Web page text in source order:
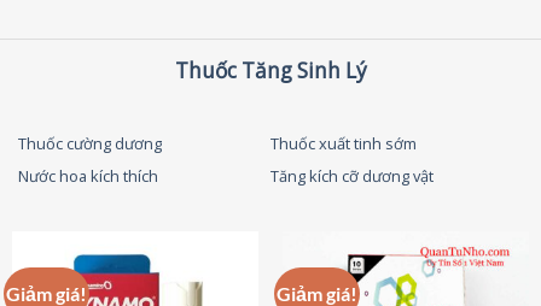
Thuốc Tăng Sinh Lý
Thuốc cường dương
Thuốc xuất tinh sớm
Nước hoa kích thích
Tăng kích cỡ dương vật
Giảm giá! Giảm giá!